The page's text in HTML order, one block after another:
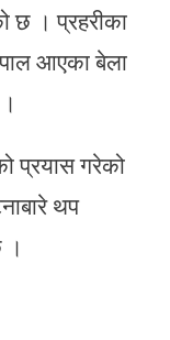
छ । प्रहरीका
आएका बेला
प्रयास गरेको
थप
।